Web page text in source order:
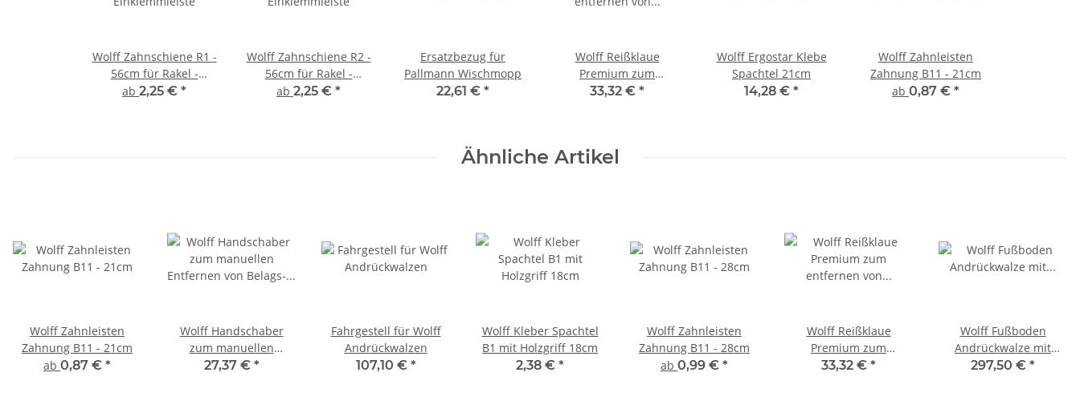
Wolff Zahnschiene R1 -
56cm für Rakel -
Einklemmleiste
ab 2,25 € *
Wolff Zahnschiene R2 -
56cm für Rakel -
Einklemmleiste
ab 2,25 € *
Ersatzbezug für
Pallmann Wischmopp
22,61 € *
Wolff Reißklaue
Premium zum
entfernen von
33,32 € *
Wolff Ergostar Klebe
Spachtel 21cm
14,28 € *
Wolff Zahnleisten
Zahnung B11 - 21cm
ab 0,87 € *
Ähnliche Artikel
Wolff Zahnleisten
Zahnung B11 - 21cm
ab 0,87 € *
Wolff Handschaber
zum manuellen
Entfernen von Belags-
27,37 € *
Fahrgestell für Wolff
Andrückwalzen
107,10 € *
Wolff Kleber Spachtel
B1 mit Holzgriff 18cm
2,38 € *
Wolff Zahnleisten
Zahnung B11 - 28cm
ab 0,99 € *
Wolff Reißklaue
Premium zum
entfernen von
33,32 € *
Wolff Fußboden
Andrückwalze mit
Tragebügeln für
297,50 € *